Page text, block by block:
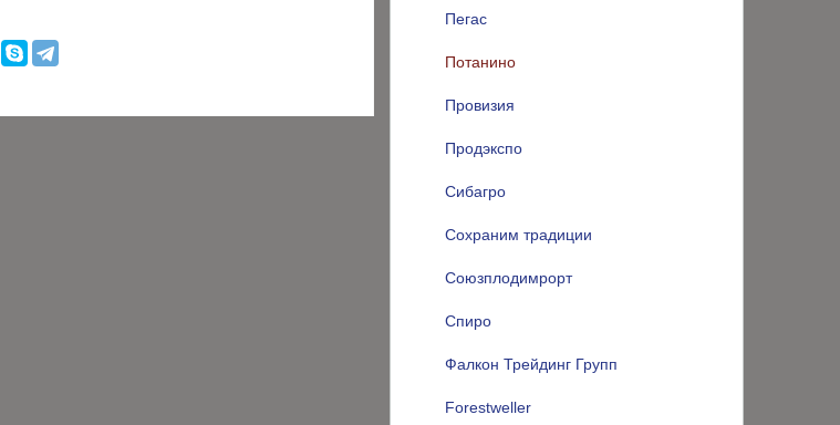
Пегас
Потанино
Провизия
Продэкспо
Сибагро
Сохраним традиции
Союзплодимрорт
Спиро
Фалкон Трейдинг Групп
Forestweller